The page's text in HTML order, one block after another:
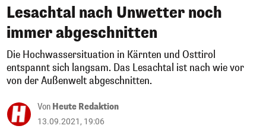
Lesachtal nach Unwetter noch
immer abgeschnitten
Die Hochwassersituation in Kärnten und Osttirol
entspannt sich langsam. Das Lesachtal ist nach wie vor
von der Außenwelt abgeschnitten.
Von Heute Redaktion
13.09.2021, 19:06